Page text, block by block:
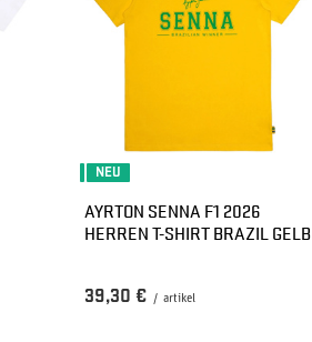
NEU
AYRTON SENNA F1 2026
HERREN T-SHIRT BRAZIL GELB
39,30 € / artikel